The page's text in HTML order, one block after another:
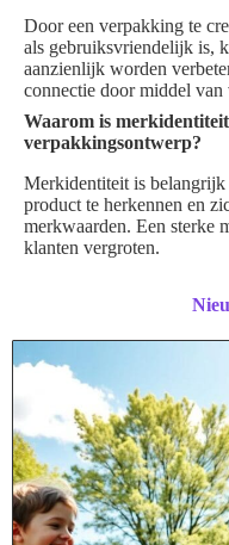
Door een verpakking te
als gebruiksvriendelijk is,
aanzienlijk worden
connectie door middel
Waarom is
verpakkingsontwerp?
Merkidentiteit is belangrijk
product te herkennen en
merkwaarden. Een sterke
klanten vergroten.